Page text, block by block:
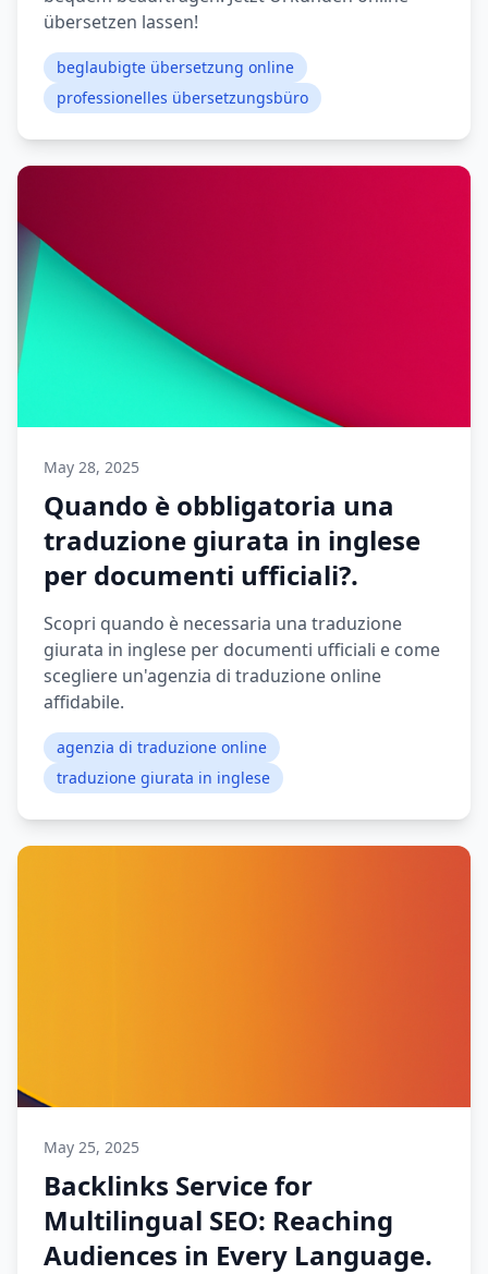
übersetzen lassen!
beglaubigte übersetzung online
professionelles übersetzungsbüro
May 28, 2025
Quando è obbligatoria una
traduzione giurata in inglese
per documenti ufficiali?.
Scopri quando è necessaria una traduzione
giurata in inglese per documenti ufficiali e come
scegliere un'agenzia di traduzione online
affidabile.
agenzia di traduzione online
traduzione giurata in inglese
May 25, 2025
Backlinks Service for
Multilingual SEO: Reaching
Audiences in Every Language.